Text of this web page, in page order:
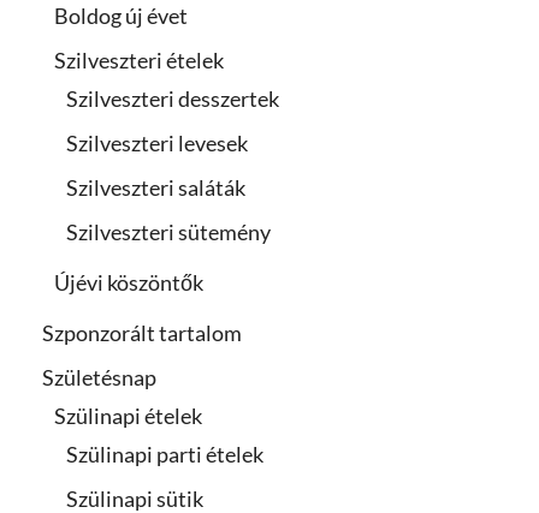
Boldog új évet
Szilveszteri ételek
Szilveszteri desszertek
Szilveszteri levesek
Szilveszteri saláták
Szilveszteri sütemény
Újévi köszöntők
Szponzorált tartalom
Születésnap
Szülinapi ételek
Szülinapi parti ételek
Szülinapi sütik